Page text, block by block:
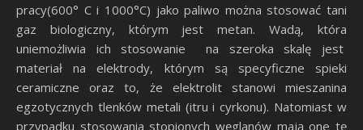
pracy(600° C i 1000°C) jako paliwo można stosować tani
gaz biologiczny, którym jest metan. Wadą, która
uniemożliwia ich stosowanie na szeroka skalę jest
materiał na elektrody, którym są specyficzne spieki
ceramiczne oraz to, że elektrolit stanowi mieszanina
egzotycznych tlenków metali (itru i cyrkonu). Natomiast w
przypadku stosowania stopionych węglanów mają one tę